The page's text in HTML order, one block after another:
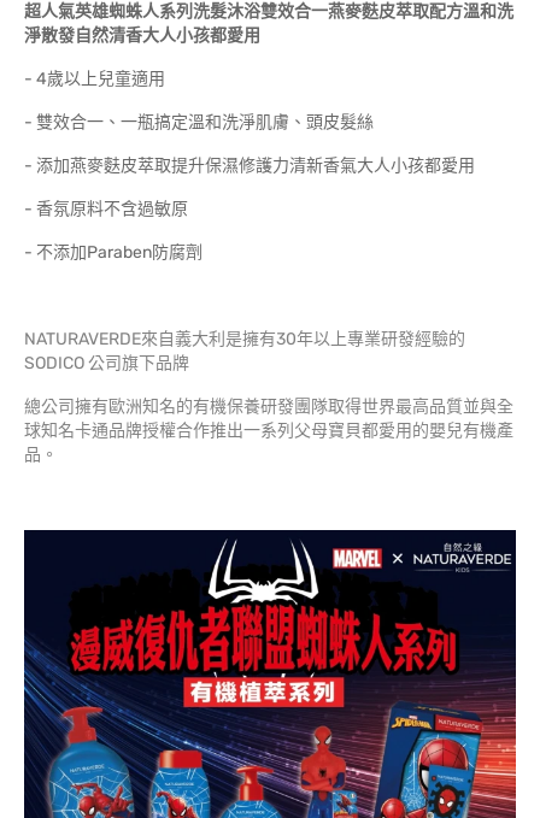
超人氣英雄蜘蛛人系列洗髮沐浴雙效合一燕麥麩皮萃取配方溫和洗
淨散發自然清香大人小孩都愛用
- 4歲以上兒童適用
- 雙效合一、一瓶搞定溫和洗淨肌膚、頭皮髮絲
- 添加燕麥麩皮萃取提升保濕修護力清新香氣大人小孩都愛用
- 香氛原料不含過敏原
- 不添加Paraben防腐劑
NATURAVERDE來自義大利是擁有30年以上專業研發經驗的
SODICO 公司旗下品牌
總公司擁有歐洲知名的有機保養研發團隊取得世界最高品質並與全
球知名卡通品牌授權合作推出一系列父母寶貝都愛用的嬰兒有機產
品。